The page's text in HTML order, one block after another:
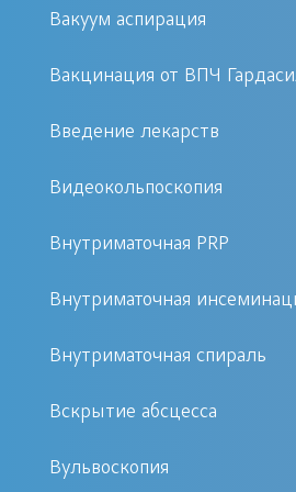
Инфицирование
халатном отношении к
применить методику
специалистов
клиники«Первый Доктор».
Последствия отсутствия лечения
В случае применения
Вакуум аспирация
Вакцинация от ВПЧ
Введение лекарств
Видеокольпоскопия
Внутриматочная PRP
Внутриматочная
Внутриматочная спираль
Вскрытие абсцесса
Вульвоскопия